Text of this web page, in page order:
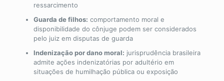
ressarcimento
Guarda de filhos: comportamento moral e
disponibilidade do cônjuge podem ser considerados
pelo juiz em disputas de guarda
Indenização por dano moral: jurisprudência brasileira
admite ações indenizatórias por adultério em
situações de humilhação pública ou exposição